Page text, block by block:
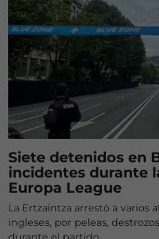
Siete detenidos en
incidentes durante
Europa League
La Ertzaintza arrestó a varios
ingleses, por peleas,